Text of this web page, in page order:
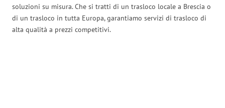
soluzioni su misura. Che si tratti di un trasloco locale a Brescia o
di un trasloco in tutta Europa, garantiamo servizi di trasloco di
alta qualità a prezzi competitivi.